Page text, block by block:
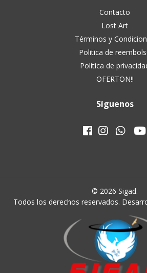
Contacto
Lost Art
Términos y
Politica de
Política de
OFERTON!!
Síguenos
© 2026 Sigad.
Todos los derechos reservados.